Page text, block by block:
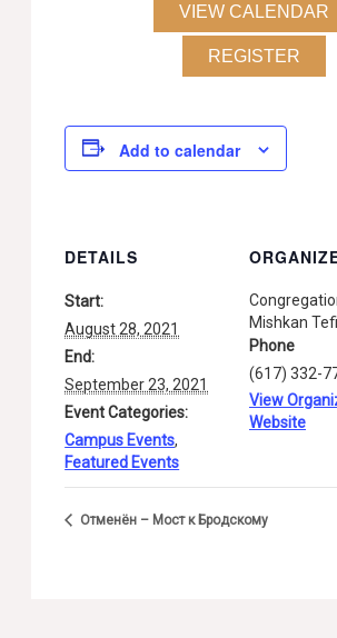
VIEW CALENDAR
REGISTER
Add to calendar
DETAILS
Start:
August 28, 2021
End:
September 23, 2021
Event Categories:
Campus Events,
Featured Events
Mishkan
Phone
(617) 332-
View
Website
Отменён – Мост к Бродскому